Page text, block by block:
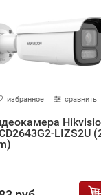
избранное сравнить
LIZS2U